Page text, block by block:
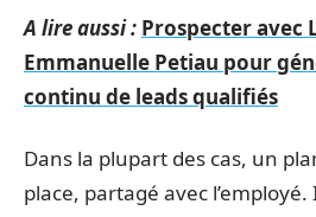
A lire aussi : Prospecter avec
Emmanuelle Petiau pour
continu de leads qualifiés
Dans la plupart des cas, un
place, partagé avec l’employé.